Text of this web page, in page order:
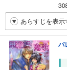
あらすじを表示
パ